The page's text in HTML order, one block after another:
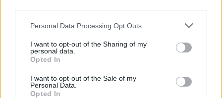
Personal Data Processing Opt Outs
I want to opt-out of the Sharing of my
personal data.
Opted In
I want to opt-out of the Sale of my
Personal Data.
Opted In
Την Κυριακή 9 Αυγούστου η κηδεία του
Αθανάσιου Λαζαρίδη
Υψηλός κίνδυνος πυρκαγιάς την Κυριακή
(9/8) σε μεγάλο τμήμα του ν. Καρδίτσας και
8 Αυγούστου 2026, 22:58